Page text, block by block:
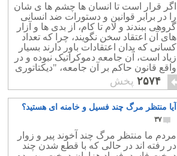
اگر قرار است تا انسان ها چشم ها ی شان
را در برابر قوانین و دستورات ضد انسانی
گروهی ببندند و لام تا کام، از بدی ها و آزار
های آن اعتقاد سخن نگویند، چرا که تعداد
کسانی که بدان اعتقادات باور دارند بسیار
زیاد است، آن جامعه دموکراتیک نبوده و در
واقع قانون حاکم بر آن جامعه، "دیکتاتوری
اکثریت" می باشد
۲۵۷۴ پخش
آیا منتظر مرگ چند فسیل و خامنه ای هستید؟
۳۷
مردم ما منتظر مرگ چند آخوند پیر و زوار
در رفته اند در حالی که با قطع شدن چند